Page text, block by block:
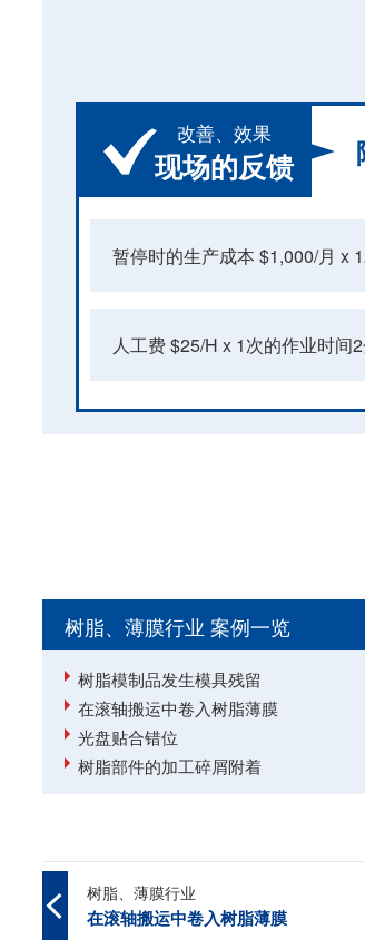
改善、效果
现场的反馈
暂停时的生产成本 $1,000/月 x
人工费 $25/H x 1次的作业时间
树脂、薄膜行业 案例一览
树脂模制品发生模具残留
在滚轴搬运中卷入树脂薄膜
光盘贴合错位
树脂部件的加工碎屑附着
树脂、薄膜行业
在滚轴搬运中卷入树脂薄膜